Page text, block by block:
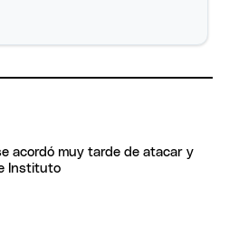
acordó muy tarde de atacar y
Instituto